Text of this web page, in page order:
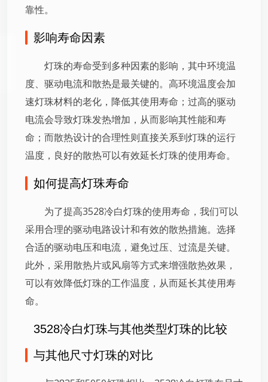
靠性。
影响寿命因素
灯珠的寿命受到多种因素的影响，其中环境温
度、驱动电流和散热是最关键的。高环境温度会加
速灯珠材料的老化，降低其使用寿命；过高的驱动
电流会导致灯珠发热增加，从而影响其性能和寿
命；而散热设计的合理性则直接关系到灯珠的运行
温度，良好的散热可以有效延长灯珠的使用寿命。
如何提高灯珠寿命
为了提高3528冷白灯珠的使用寿命，我们可以
采用合理的驱动电路设计和有效的散热措施。选择
合适的驱动电压和电流，避免过压、过流是关键。
此外，采用散热片或风扇等方式来增强散热效果，
可以有效降低灯珠的工作温度，从而延长其使用寿
命。
3528冷白灯珠与其他类型灯珠的比较
与其他尺寸灯珠的对比